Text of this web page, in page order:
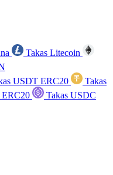
Takas Litecoin
USDT ERC20
Takas
ERC20
Takas USDC